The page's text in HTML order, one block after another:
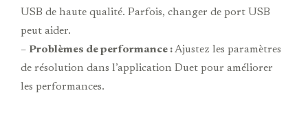
USB de haute qualité. Parfois, changer de port USB
peut aider.
– Problèmes de performance :Ajustez les paramètres
de résolution dans l’application Duet pour améliorer
les performances.